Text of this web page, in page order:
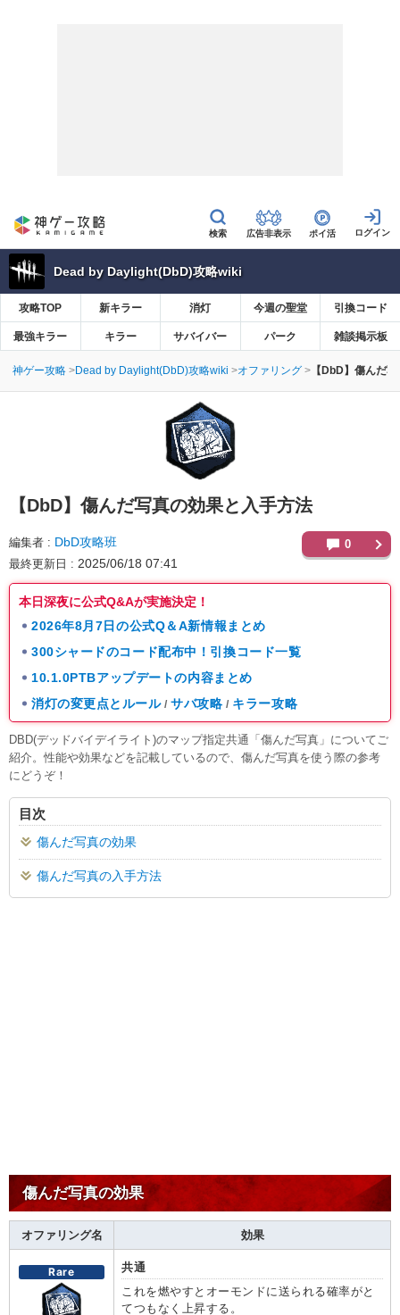
広告非表示 ポイ活
Dead by Daylight(DbD)攻略wiki
攻略TOP 新キラー 消灯 今週の聖堂 引換コード
最強キラー キラー サバイバー パーク 雑談掲示板
神ゲー攻略 Dead by Daylight(DbD)攻略wiki オファリング 【DbD】傷んだ
【DbD】傷んだ写真の効果と入手方法
編集者 DbD攻略班
最終更新日 2025/06/18 07:41
0
本日深夜に公式Q&Aが実施決定！
2026年8月7日の公式Q＆A新情報まとめ
300シャードのコード配布中！引換コード一覧
10.1.0PTBアップデートの内容まとめ
消灯の変更点とルール / サバ攻略 / キラー攻略
DBD(デッドバイデイライト)のマップ指定共通「傷んだ写真」についてご
紹介。性能や効果などを記載しているので、傷んだ写真を使う際の参考
にどうぞ！
目次
傷んだ写真の効果
傷んだ写真の入手方法
傷んだ写真の効果
オファリング名 効果
Rare
共通
これを燃やすとオーモンドに送られる確率がと
てつもなく上昇する。